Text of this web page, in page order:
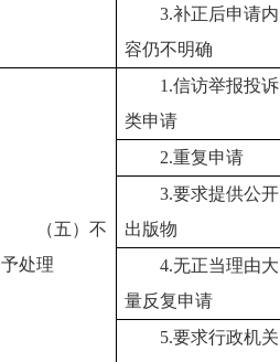
3.补正后申请内
容仍不明确
（五）不
予处理
1.信访举报投诉
类申请
2.重复申请
3.要求提供公开
出版物
4.无正当理由大
量反复申请
5.要求行政机关